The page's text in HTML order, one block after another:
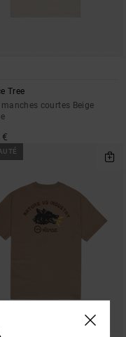
Tree
manches courtes Beige